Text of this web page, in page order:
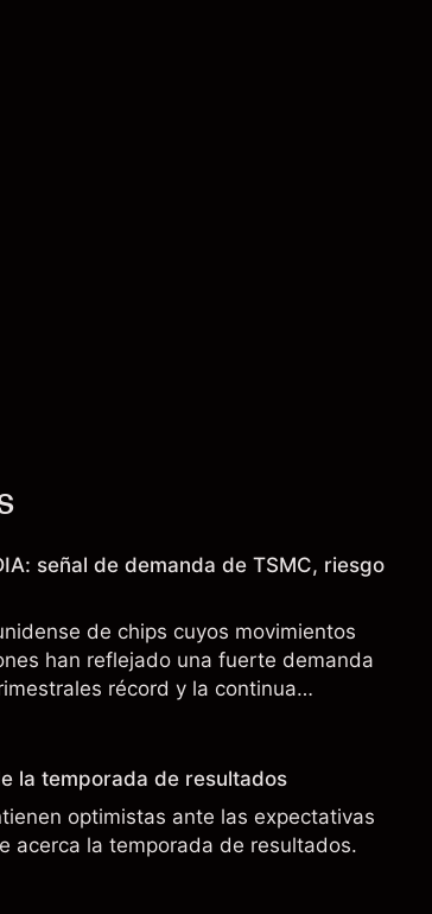
señal de demanda de TSMC, riesgo
de chips cuyos movimientos
han reflejado una fuerte demanda
récord y la continua
de exportación de EE.UU. que
la temporada de resultados
optimistas ante las expectativas
acerca la temporada de resultados.